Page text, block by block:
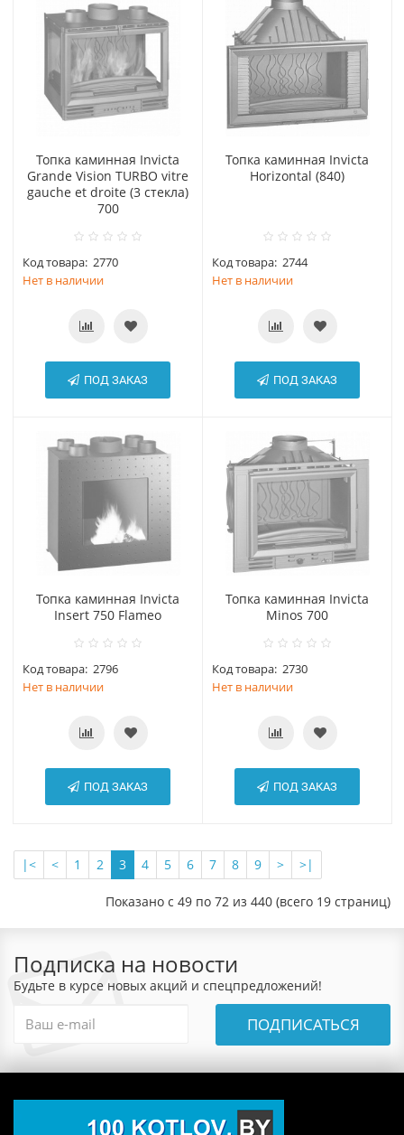
Топка каминная Invicta
Grande Vision TURBO vitre
gauche et droite (3 стекла)
700
Код товара: 2770
Нет в наличии
ПОД ЗАКАЗ
Топка каминная Invicta
Horizontal (840)
Код товара: 2744
Нет в наличии
ПОД ЗАКАЗ
Топка каминная Invicta
Insert 750 Flameo
Код товара: 2796
Нет в наличии
ПОД ЗАКАЗ
Топка каминная Invicta
Minos 700
Код товара: 2730
Нет в наличии
ПОД ЗАКАЗ
|< < 1 2 3 4 5 6 7 8 9 > >|
Показано с 49 по 72 из 440 (всего 19 страниц)
Подписка на новости
Будьте в курсе новых акций и спецпредложений!
ПОДПИСАТЬСЯ